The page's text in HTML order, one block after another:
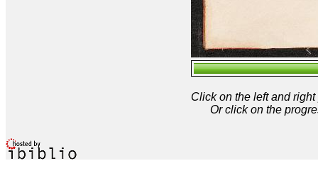
Click on the left and
Or click on the